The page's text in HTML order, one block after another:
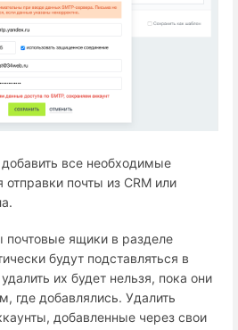
все необходимые
почты из CRM или
почтовые ящики в разделе
будут подставляться в
их будет нельзя, пока они
где добавлялись. Удалить
добавленные через свои